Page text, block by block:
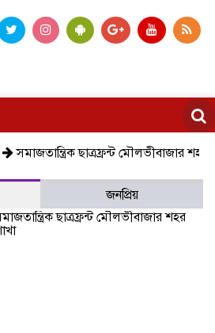
ছাত্রফ্রন্ট মৌলভীবাজার শহর শাখা
জনপ্রিয়
ছাত্রফ্রন্ট মৌলভীবাজার শহর